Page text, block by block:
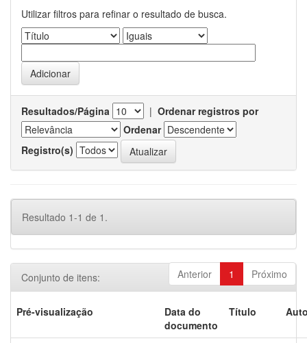
Utilizar filtros para refinar o resultado de busca.
Resultados/Página | Ordenar registros por
Ordenar
Registro(s)
Resultado 1-1 de 1.
Anterior 1 Próximo
Conjunto de itens:
Pré-visualização
Data do
documento
Título